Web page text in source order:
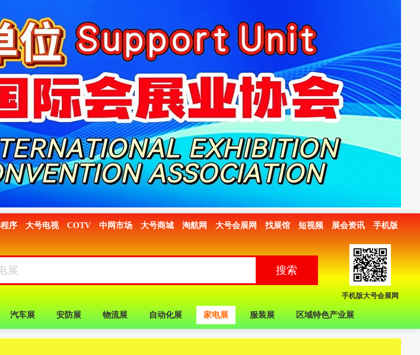
序 大号电视 COTV 中网市场 大号商城 淘航网 大号会展网 找展馆 短视频 展会资讯 手机版
手机版大号会展网
汽车展 安防展 物流展 自动化展 家电展 服装展 区域特色产业展